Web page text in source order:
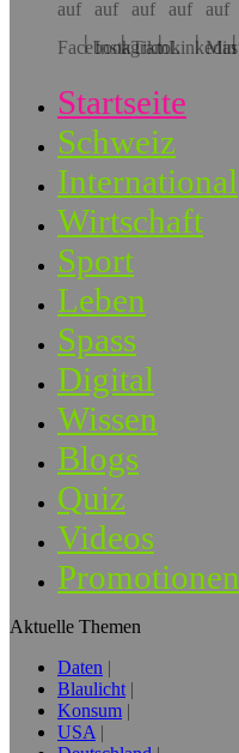
Startseite
Schweiz
International
Wirtschaft
Sport
Leben
Spass
Digital
Wissen
Blogs
Quiz
Videos
Promotionen
Aktuelle Themen
Daten
Blaulicht
Konsum
USA